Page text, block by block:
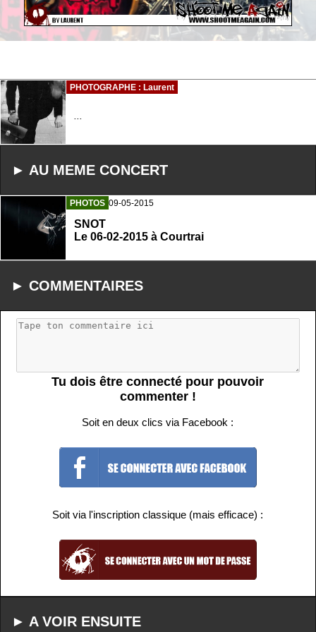
PHOTOGRAPHE : Laurent
...
► AU MEME CONCERT
PHOTOS 09-05-2015
SNOT
Le 06-02-2015 à Courtrai
► COMMENTAIRES
Tu dois être connecté pour pouvoir
commenter !
Soit en deux clics via Facebook :
Soit via l'inscription classique (mais efficace) :
► A VOIR ENSUITE